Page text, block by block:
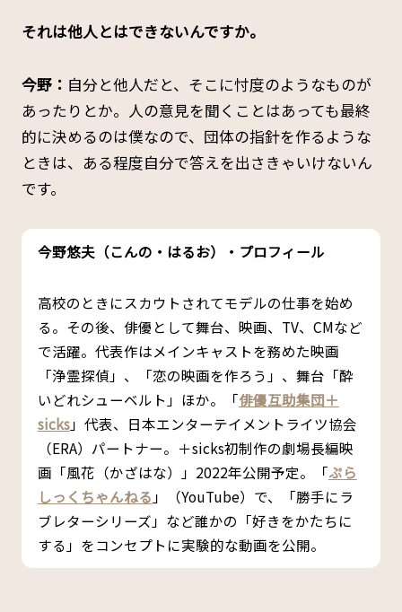
――それは他人とはできないんですか。
今野： 自分と他人だと、そこに忖度のようなものが
あったりとか。人の意見を聞くことはあっても最終
的に決めるのは僕なので、団体の指針を作るような
ときは、ある程度自分で答えを出さきゃいけないん
です。
今野悠夫（こんの・はるお）・プロフィール
高校のときにスカウトされてモデルの仕事を始め
る。その後、俳優として舞台、映画、TV、CMなど
で活躍。代表作はメインキャストを務めた映画
「浄霊探偵」、「恋の映画を作ろう」、舞台「酔
いどれシューベルト」ほか。「俳優互助集団＋
sicks」代表、日本エンターテイメントライツ協会
（ERA）パートナー。＋sicks初制作の劇場長編映
画「風花（かざはな）」2022年公開予定。「ぷら
しっくちゃんねる 」（YouTube）で、「勝手にラ
ブレターシリーズ」など誰かの「好きをかたちに
する」をコンセプトに実験的な動画を公開。